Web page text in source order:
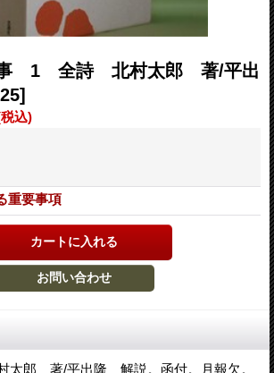
事 1 全詩 北村太郎 著/平出
込)
重要事項
太郎 著/平出隆 解説。函付。月報欠。